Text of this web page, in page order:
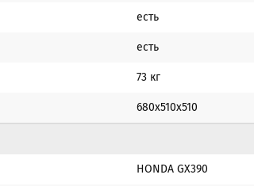
есть
есть
73 кг
680х510х510
HONDA GX390